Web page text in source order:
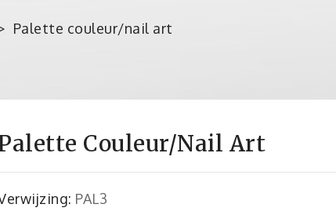
Palette couleur/nail art
Couleur/nail Art
PAL3